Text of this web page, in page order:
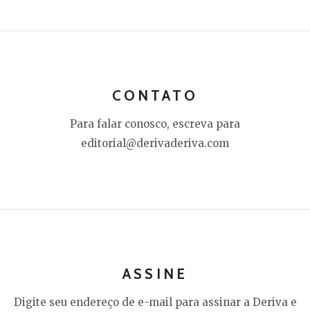
CONTATO
Para falar conosco, escreva para
editorial@derivaderiva.com
ASSINE
Digite seu endereço de e-mail para assinar a Deriva e